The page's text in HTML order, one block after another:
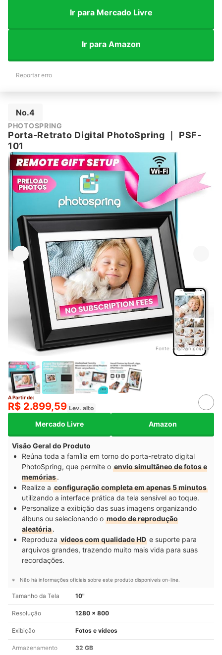
Ir para Mercado Livre
Ir para Amazon
Reportar erro
No.4
PHOTOSPRING
Porta-Retrato Digital PhotoSpring ｜ ‎PSF-
101
Fonte: amazon.com.br
A Partir de:
R$ 2.899,59 Lev. alto
Mercado Livre Amazon
Visão Geral do Produto
Reúna toda a família em torno do porta-retrato digital
PhotoSpring, que permite o envio simultâneo de fotos e
memórias.
Realize a configuração completa em apenas 5 minutos
utilizando a interface prática da tela sensível ao toque.
Personalize a exibição das suas imagens organizando
álbuns ou selecionando o modo de reprodução
aleatória.
Reproduza vídeos com qualidade HD e suporte para
arquivos grandes, trazendo muito mais vida para suas
recordações.
Não há informações oficiais sobre este produto disponíveis on-line.
Tamanho da Tela 10"
Resolução 1280 x 800
Exibição Fotos e vídeos
Armazenamento 32 GB